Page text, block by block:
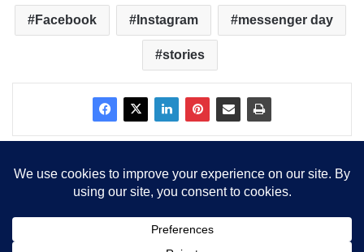
Facebook Instagram messenger day
stories
Copyright © 2015-2025, Sva prava zadržana | LBS Team d.o.o.
Facebook
X LinkedIn